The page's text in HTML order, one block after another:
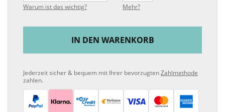
Warum ist das wichtig? Mehr?
IN DEN WARENKORB
Jederzeit sicher & bequem mit Ihrer bevorzugtenZahlmethode
zahlen.